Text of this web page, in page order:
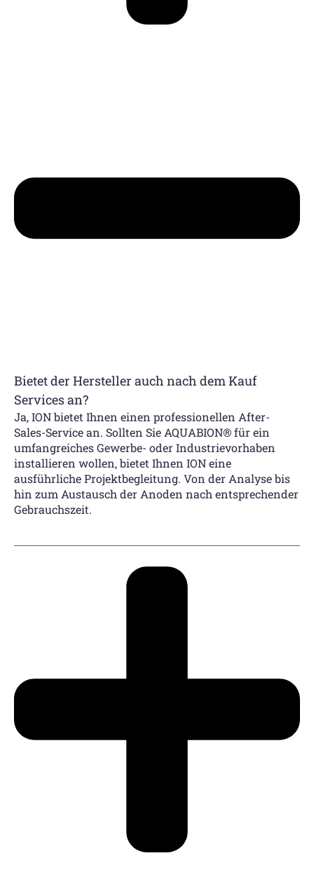
Bietet der Hersteller auch nach dem Kauf
Services an?
Ja, ION bietet Ihnen einen professionellen After-
Sales-Service an. Sollten Sie AQUABION® für ein
umfangreiches Gewerbe- oder Industrievorhaben
installieren wollen, bietet Ihnen ION eine
ausführliche Projektbegleitung. Von der Analyse bis
hin zum Austausch der Anoden nach entsprechender
Gebrauchszeit.